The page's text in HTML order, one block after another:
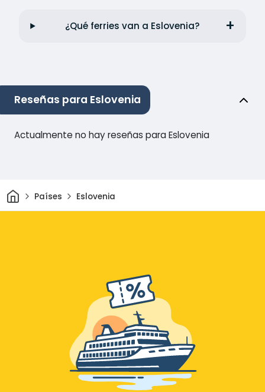
¿Qué ferries van a Eslovenia?
Reseñas para Eslovenia
Actualmente no hay reseñas para Eslovenia
InicioPaíses Eslovenia